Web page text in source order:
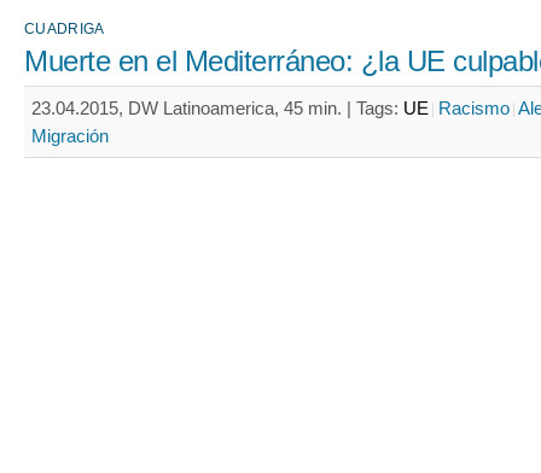
CUADRIGA
Muerte en el Mediterráneo: ¿la UE
23.04.2015, DW Latinoamerica, 45 min. | Tags: UE Racismo
Migración